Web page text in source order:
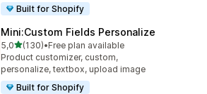
Built for Shopify
Mini:Custom Fields Personalize
5,0de 5 estrelas
(130)
130 total de avaliações
•Free plan available
Product customizer, custom,
personalize, textbox, upload image
Built for Shopify